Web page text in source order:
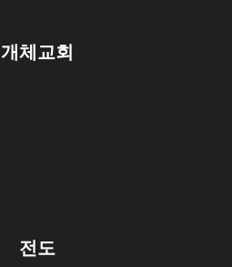
개체교회
전도